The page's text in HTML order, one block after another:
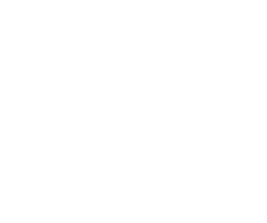
en cas de manipulation d'une
en cas de manipulation
en cas de manipulation
établissement médical de classe II
classe II
et fraction d'excrétion rapide
dose au patient pour les examens